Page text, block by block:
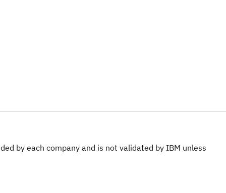
by each company and is not validated by IBM unless